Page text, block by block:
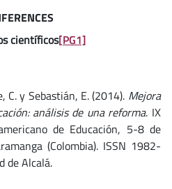
científicos[PG1]
C. y Sebastián, E. (2014). Mejora
análisis de una reforma. IX
de Educación, 5-8 de
(Colombia). ISSN 1982-
de Alcalá.